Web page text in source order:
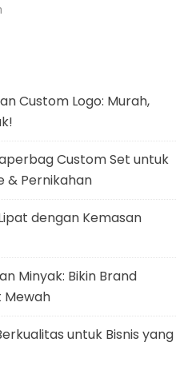
Custom Logo: Murah,
Custom Set untuk
& Pernikahan
dengan Kemasan
Minyak: Bikin Brand
Mewah
untuk Bisnis yang